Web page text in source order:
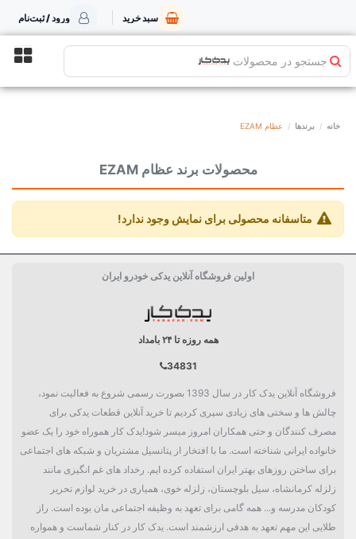
سبد خرید ورود / ثبت‌نام
جستجو در محصولات
خانه برندها عظام EZAM
محصولات برند عظام EZAM
متاسفانه محصولی برای نمایش وجود ندارد!
اولین فروشگاه آنلاین یدکی خودرو ایران
همه روزه تا ۲۴ بامداد
34831
فروشگاه آنلاین یدک کار در سال 1393 بصورت رسمی شروع به فعالیت نمود،
چالش ها و سختی های زیادی سپری کردیم تا خرید آنلاین قطعات یدکی برای
مصرف کنندگان و حتی همکاران امروز میسر شود!یدک کار هموراه خود را یک عضو
خانواده ایرانی شناخته است. ما با افتخار از پتانسیل مشتریان و شبکه های اجتماعی
برای ساختن روزهای بهتر ایران استفاده کرده ایم. رخداد های غم انگیزی مانند
زلزله کرمانشاه، سیل بلوچستان، زلزله خوی، همیاری در خرید لوازم تحریر
کودکان مدرسه و... همه گامی برای تعهد به وظیفه اجتماعی مان بوده است. راز
طلایی این مهم تعهد به هدفی ارزشمند است. یدک کار در کنار شماست و همواره